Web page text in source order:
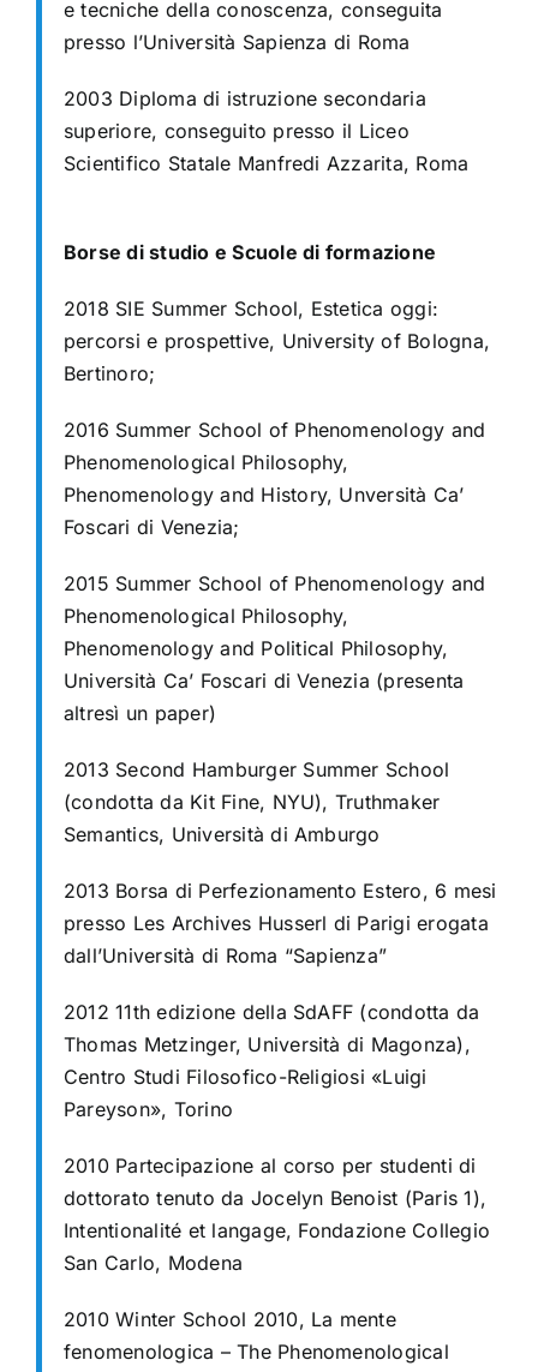
e tecniche della conoscenza, conseguita
presso l’Università Sapienza di Roma
2003 Diploma di istruzione secondaria
superiore, conseguito presso il Liceo
Scientifico Statale Manfredi Azzarita, Roma
Borse di studio e Scuole di formazione
2018 SIE Summer School, Estetica oggi:
percorsi e prospettive, University of Bologna,
Bertinoro;
2016 Summer School of Phenomenology and
Phenomenological Philosophy,
Phenomenology and History, Unversità Ca’
Foscari di Venezia;
2015 Summer School of Phenomenology and
Phenomenological Philosophy,
Phenomenology and Political Philosophy,
Università Ca’ Foscari di Venezia (presenta
altresì un paper)
2013 Second Hamburger Summer School
(condotta da Kit Fine, NYU), Truthmaker
Semantics, Università di Amburgo
2013 Borsa di Perfezionamento Estero, 6 mesi
presso Les Archives Husserl di Parigierogata
dall’Università di Roma “Sapienza”
2012 11th edizione della SdAFF (condotta da
Thomas Metzinger, Università di Magonza),
Centro Studi Filosofico-Religiosi «Luigi
Pareyson», Torino
2010 Partecipazione al corso per studenti di
dottorato tenuto da Jocelyn Benoist (Paris 1),
Intentionalité et langage, Fondazione Collegio
San Carlo, Modena
2010 Winter School 2010, La mente
fenomenologica – The Phenomenological